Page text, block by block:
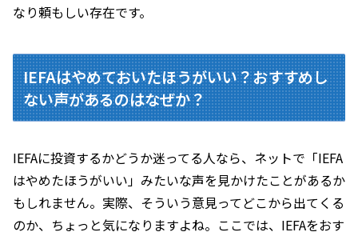
なり頼もしい存在です。
IEFAはやめておいたほうがいい？おすすめし
ない声があるのはなぜか？
IEFAに投資するかどうか迷ってる人なら、ネットで「IEFA
はやめたほうがいい」みたいな声を見かけたことがあるか
もしれません。実際、そういう意見ってどこから出てくる
のか、ちょっと気になりますよね。ここでは、IEFAをおす